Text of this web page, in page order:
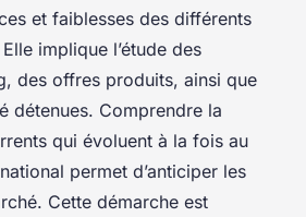
et faiblesses des différents
implique l’étude des
des offres produits, ainsi que
détenues. Comprendre la
qui évoluent à la fois au
permet d’anticiper les
Cette démarche est